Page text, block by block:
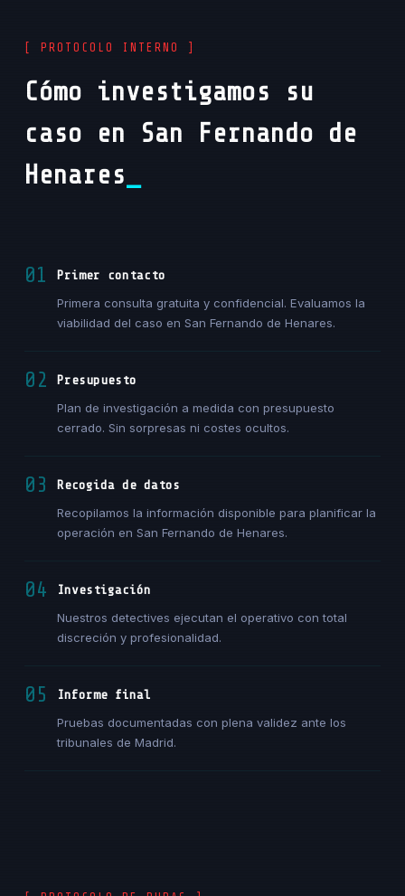
[ PROTOCOLO INTERNO ]
Cómo investigamos su
caso en San Fernando de
Henares
01
Primer contacto
Primera consulta gratuita y confidencial. Evaluamos la
viabilidad del caso en San Fernando de Henares.
02
Presupuesto
Plan de investigación a medida con presupuesto
cerrado. Sin sorpresas ni costes ocultos.
03
Recogida de datos
Recopilamos la información disponible para planificar la
operación en San Fernando de Henares.
04
Investigación
Nuestros detectives ejecutan el operativo con total
discreción y profesionalidad.
05
Informe final
Pruebas documentadas con plena validez ante los
tribunales de Madrid.